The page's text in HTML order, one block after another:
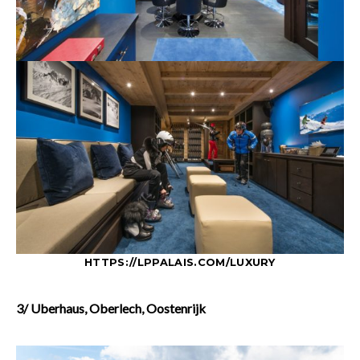
HTTPS://LPPALAIS.COM/LUXURY
3/ Uberhaus, Oberlech, Oostenrijk